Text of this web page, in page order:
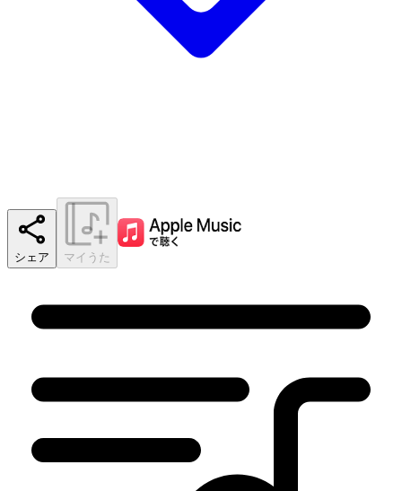
シェア マイうた